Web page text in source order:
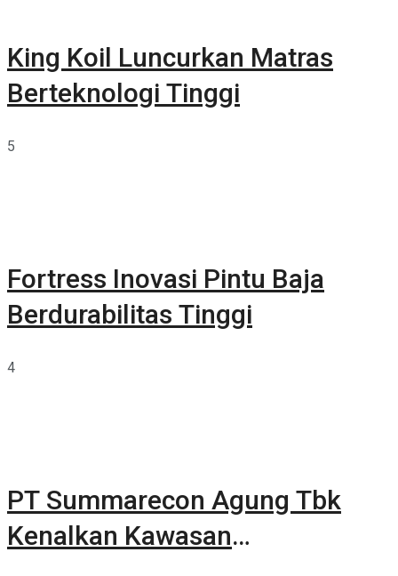
King Koil Luncurkan Matras
Berteknologi Tinggi
5
Fortress Inovasi Pintu Baja
Berdurabilitas Tinggi
4
PT Summarecon Agung Tbk
Kenalkan Kawasan